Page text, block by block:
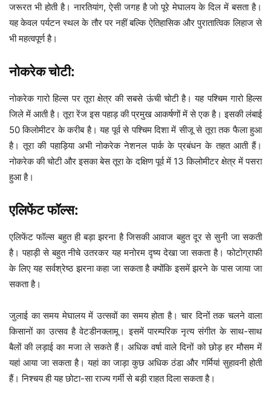
जरूरत भी होती है। नारतियांग, ऐसी जगह है जो पूरे मेघालय के दिल में बसता है।
यह केवल पर्यटन स्थल के तौर पर नहीं बल्कि ऐतिहासिक और पुरातात्विक लिहाज से
भी महत्वपूर्ण है।
नोकरेक चोटी:
नोकरेक गारो हिल्स पर तूरा क्षेत्र की सबसे ऊंची चोटी है। यह पश्चिम गारो हिल्स
जिले में आती है। तूरा रेंज इस पहाड़ की प्रमुख आकर्षणों में से एक है। इसकी लंबाई
50 किलोमीटर के करीब है। यह पूर्व से पश्चिम दिशा में सीजू से तूरा तक फैला हुआ
है। तूरा की पहाड़िया अभी नोकरेक नेशनल पार्क के प्रबंधन के तहत आती हैं।
नोकरेक की चोटी और इसका बेस तूरा के दक्षिण पूर्व में 13 किलोमीटर क्षेत्र में पसरा
हुआ है।
एलिफेंट फॉल्स:
एलिफेंट फॉल्स बहुत ही बड़ा झरना है जिसकी आवाज बहुत दूर से सुनी जा सकती
है। पहाड़ी से बहुत नीचे उतरकर यह मनोरम दृष्य देखा जा सकता है। फोटोग्राफी
के लिए यह सर्वश्रेष्ठ झरना कहा जा सकता है क्योंकि इसमें झरने के पास जाया जा
सकता है।
जुलाई का समय मेघालय में उत्सवों का समय होता है। चार दिनों तक चलने वाला
किसानों का उत्सव है वेटडीनक्लामू। इसमें पारम्परिक नृत्य संगीत के साथ-साथ
बैलों की लड़ाई का मजा ले सकते हैं। अधिक वर्षा वाले दिनों को छोड़ हर मौसम में
यहां आया जा सकता है। यहां का जाड़ा कुछ अधिक ठंडा और गर्मियां सुहावनी होती
हैं। निश्चय ही यह छोटा-सा राज्य गर्मी से बड़ी राहत दिला सकता है।